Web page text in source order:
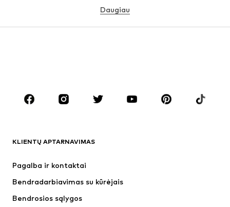
Apatiniai
Sijonai
Palaidinės ir tunikos
Aksesuarai
Premium
Naujienos
Apatiniai
Daugiau
KLIENTŲ APTARNAVIMAS
Pagalba ir kontaktai
Bendradarbiavimas su kūrėjais
Bendrosios sąlygos